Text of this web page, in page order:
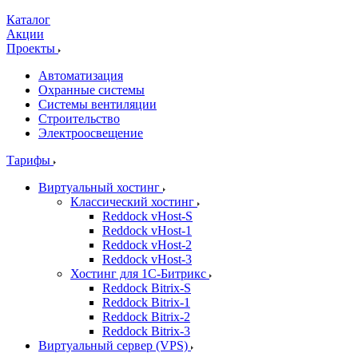
Каталог
Акции
Проекты
Автоматизация
Охранные системы
Системы вентиляции
Строительство
Электроосвещение
Тарифы
Виртуальный хостинг
Классический хостинг
Reddock vHost-S
Reddock vHost-1
Reddock vHost-2
Reddock vHost-3
Хостинг для 1С-Битрикс
Reddock Bitrix-S
Reddock Bitrix-1
Reddock Bitrix-2
Reddock Bitrix-3
Виртуальный сервер (VPS)